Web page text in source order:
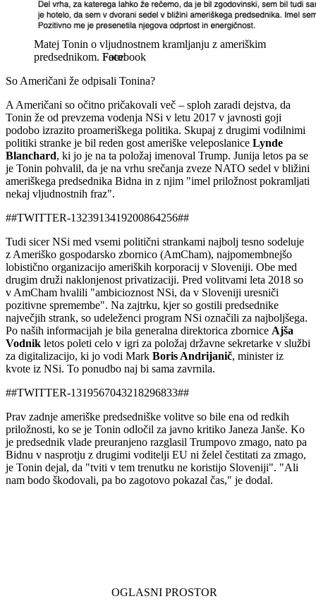
Matej Tonin o vljudnostnem kramljanju z ameriškim
predsednikom. Facebook
So Američani že odpisali Tonina?
A Američani so očitno pričakovali več – sploh zaradi dejstva, da
Tonin že od prevzema vodenja NSi v letu 2017 v javnosti goji
podobo izrazito proameriškega politika. Skupaj z drugimi vodilnimi
politiki stranke je bil reden gost ameriške veleposlanice Lynde
Blanchard, ki jo je na ta položaj imenoval Trump. Junija letos pa se
je Tonin pohvalil, da je na vrhu srečanja zveze NATO sedel v bližini
ameriškega predsednika Bidna in z njim "imel priložnost pokramljati
nekaj vljudnostnih fraz".
##TWITTER-1323913419200864256##
Tudi sicer NSi med vsemi politični strankami najbolj tesno sodeluje
z Ameriško gospodarsko zbornico (AmCham), najpomembnejšo
lobistično organizacijo ameriških korporacij v Sloveniji. Obe med
drugim druži naklonjenost privatizaciji. Pred volitvami leta 2018 so
v AmCham hvalili "ambicioznost NSi, da v Sloveniji uresniči
pozitivne spremembe". Na zajtrku, kjer so gostili predsednike
največjih strank, so udeleženci program NSi označili za najboljšega.
Po naših informacijah je bila generalna direktorica zbornice Ajša
Vodnik letos poleti celo v igri za položaj državne sekretarke v službi
za digitalizacijo, ki jo vodi Mark Boris Andrijanič, minister iz
kvote iz NSi. To ponudbo naj bi sama zavrnila.
##TWITTER-1319567043218296833##
Prav zadnje ameriške predsedniške volitve so bile ena od redkih
priložnosti, ko se je Tonin odločil za javno kritiko Janeza Janše. Ko
je predsednik vlade preuranjeno razglasil Trumpovo zmago, nato pa
Bidnu v nasprotju z drugimi voditelji EU ni želel čestitati za zmago,
je Tonin dejal, da "tviti v tem trenutku ne koristijo Sloveniji". "Ali
nam bodo škodovali, pa bo zagotovo pokazal čas," je dodal.